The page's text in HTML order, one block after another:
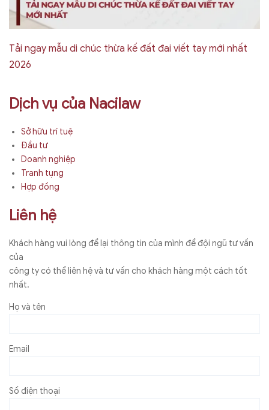
Tải ngay mẫu di chúc thừa kế đất đai viết tay mới nhất
2026
Dịch vụ của Nacilaw
Sở hữu trí tuệ
Đầu tư
Doanh nghiệp
Tranh tụng
Hợp đồng
Liên hệ
Khách hàng vui lòng để lại thông tin của mình để đội ngũ tư vấn
của
công ty có thể liên hệ và tư vấn cho khách hàng một cách tốt
nhất.
Họ và tên
Email
Số điện thoại